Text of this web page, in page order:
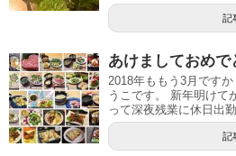
記
あけましておめ
2018年ももう3月です
うこです。 新年明けて
って深夜残業に休日出
記